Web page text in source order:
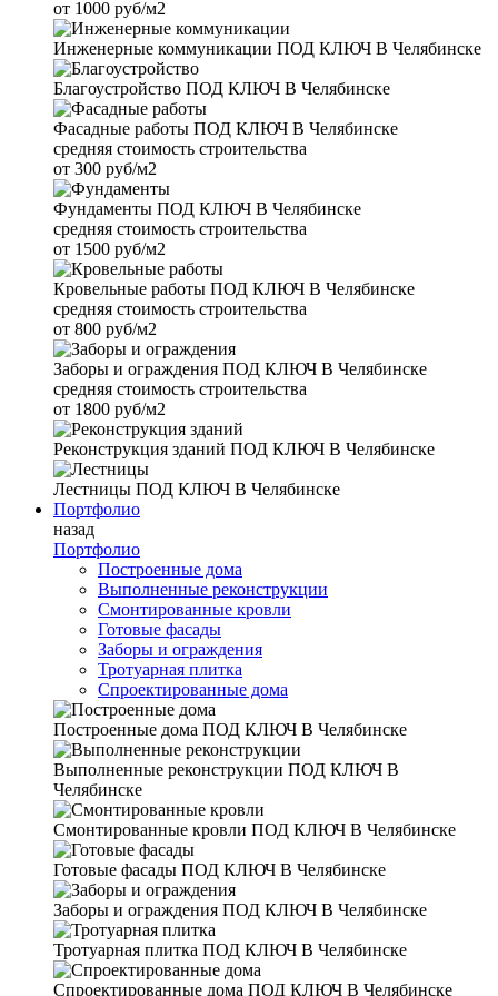
от 1000 руб/м2
Инженерные коммуникации ПОД КЛЮЧ В Челябинске
Благоустройство ПОД КЛЮЧ В Челябинске
Фасадные работы ПОД КЛЮЧ В Челябинске
средняя стоимость строительства
от 300 руб/м2
Фундаменты ПОД КЛЮЧ В Челябинске
средняя стоимость строительства
от 1500 руб/м2
Кровельные работы ПОД КЛЮЧ В Челябинске
средняя стоимость строительства
от 800 руб/м2
Заборы и ограждения ПОД КЛЮЧ В Челябинске
средняя стоимость строительства
от 1800 руб/м2
Реконструкция зданий ПОД КЛЮЧ В Челябинске
Лестницы ПОД КЛЮЧ В Челябинске
Портфолио
назад
Портфолио
Построенные дома
Выполненные реконструкции
Смонтированные кровли
Готовые фасады
Заборы и ограждения
Тротуарная плитка
Спроектированные дома
Построенные дома ПОД КЛЮЧ В Челябинске
Выполненные реконструкции ПОД КЛЮЧ В
Челябинске
Смонтированные кровли ПОД КЛЮЧ В Челябинске
Готовые фасады ПОД КЛЮЧ В Челябинске
Заборы и ограждения ПОД КЛЮЧ В Челябинске
Тротуарная плитка ПОД КЛЮЧ В Челябинске
Спроектированные дома ПОД КЛЮЧ В Челябинске